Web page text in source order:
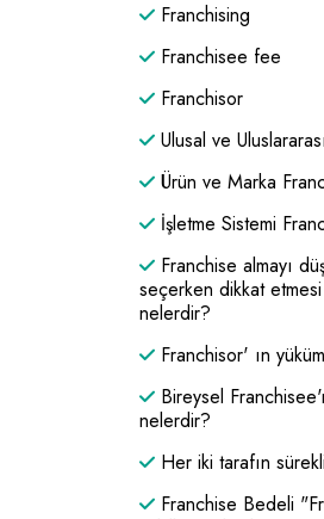
Franchising
Franchisee fee
Franchisor
Ulusal ve
Ürün ve Marka
İşletme Sistemi
Franchise almayı
seçerken dikkat
nelerdir?
Franchisor' ın
Bireysel
nelerdir?
Her iki tarafın
Franchise Bedeli